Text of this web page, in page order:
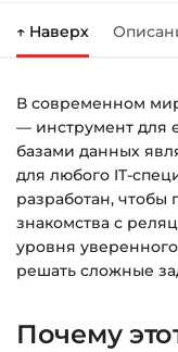
Справа
Заполните
Оплатите
способов
После
загрузкам».
↑ Наверх
В современном
— инструмент для
базами данных
для любого IT-
разработан, чтобы
знакомства с
уровня
решать сложные
Почему